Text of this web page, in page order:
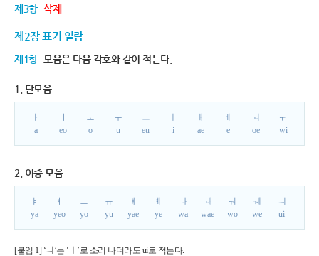
제3항 삭제
제2장 표기 일람
제1항 모음은 다음 각호와 같이 적는다.
1. 단모음
ㅏ
a
ㅓ
eo
ㅗ
o
ㅜ
u
ㅡ
eu
i
ㅐ
ae
ㅔ
e
ㅚ
oe
ㅟ
wi
2. 이중 모음
ㅑ
ya
ㅕ
yeo
ㅛ
yo
ㅠ
yu
ㅒ
yae
ㅖ
ye
ㅘ
wa
ㅙ
wae
ㅝ
wo
ㅞ
we
ㅢ
ui
[붙임 1] ‘ㅢ’는 ‘ㅣ’로 소리 나더라도 ui로 적는다.